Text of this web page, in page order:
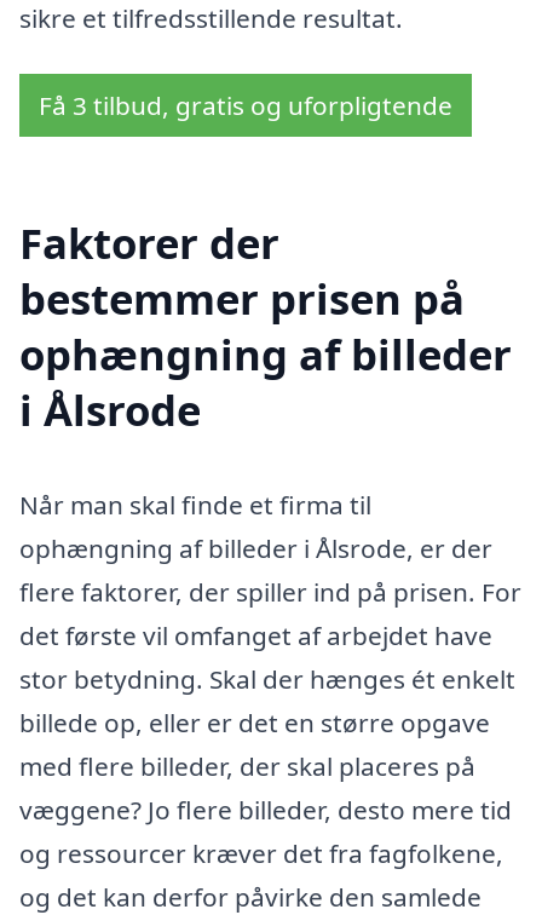
sikre et tilfredsstillende resultat.
Få 3 tilbud, gratis og uforpligtende
Faktorer der
bestemmer prisen på
ophængning af billeder
i Ålsrode
Når man skal finde et firma til
ophængning af billeder i Ålsrode, er der
flere faktorer, der spiller ind på prisen. For
det første vil omfanget af arbejdet have
stor betydning. Skal der hænges ét enkelt
billede op, eller er det en større opgave
med flere billeder, der skal placeres på
væggene? Jo flere billeder, desto mere tid
og ressourcer kræver det fra fagfolkene,
og det kan derfor påvirke den samlede